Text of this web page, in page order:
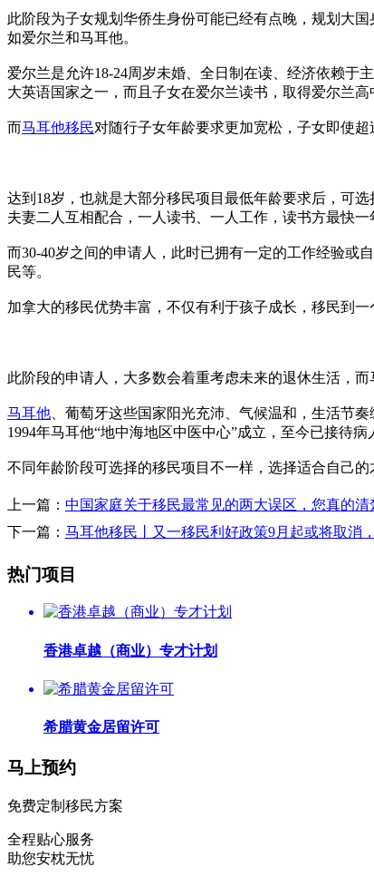
此阶段为子女规划华侨生身份可能已经有点晚，规划大
如爱尔兰和马耳他。
爱尔兰是允许18-24周岁未婚、全日制在读、经济依赖于
大英语国家之一，而且子女在爱尔兰读书，取得爱尔兰
而马耳他移民对随行子女年龄要求更加宽松，子女即使
达到18岁，也就是大部分移民项目最低年龄要求后，可
夫妻二人互相配合，一人读书、一人工作，读书方最快
而30-40岁之间的申请人，此时已拥有一定的工作经验或
民等。
加拿大的移民优势丰富，不仅有利于孩子成长，移民到
此阶段的申请人，大多数会着重考虑未来的退休生活，
马耳他 、葡萄牙这些国家阳光充沛、气候温和，生活节
1994年马耳他“地中海地区中医中心”成立，至今已接待病
不同年龄阶段可选择的移民项目不一样，选择适合自己
上一篇： 中国家庭关于移民最常见的两大误区，您真的清
下一篇： 马耳他移民丨又一移民利好政策9月起或将取消
热门项目
香港卓越（商业）专才计划
希腊黄金居留许可
马上预约
免费定制移民方案
全程贴心服务
助您安枕无忧